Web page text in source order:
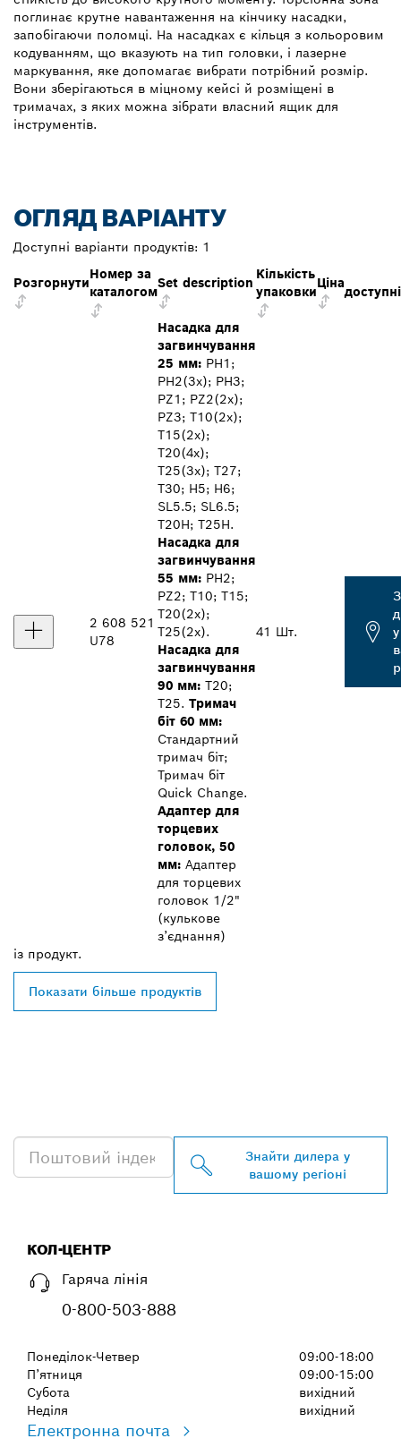
поглинає крутне навантаження на кінчику насадки,
запобігаючи поломці. На насадках є кільця з кольоровим
кодуванням, що вказують на тип головки, і лазерне
маркування, яке допомагає вибрати потрібний розмір.
Вони зберігаються в міцному кейсі й розміщені в
тримачах, з яких можна зібрати власний ящик для
інструментів.
ОГЛЯД ВАРІАНТУ
Доступні варіанти продуктів: 1
Розгорнути
Номер за
каталогом
Set description
Кількість
упаковки
Ціна
2 608 521
U78
Насадка для
загвинчування
25 мм: PH1;
PH2(3x); PH3;
PZ1; PZ2(2x);
PZ3; T10(2x);
T15(2x);
T20(4x);
T25(3x); T27;
T30; H5; H6;
SL5.5; SL6.5;
T20H; T25H.
Насадка для
загвинчування
55 мм: PH2;
PZ2; T10; T15;
T20(2x);
T25(2x).
Насадка для
загвинчування
90 мм: T20;
T25. Тримач
біт 60 мм:
Стандартний
тримач біт;
Тримач біт
Quick Change.
Адаптер для
торцевих
головок, 50
мм: Адаптер
для торцевих
головок 1/2"
(кулькове
з’єднання)
41 Шт.
у
із продукт.
Показати більше продуктів
Знайти дилера у
вашому регіоні
КОЛ-ЦЕНТР
Гаряча лінія
0-800-503-888
Понеділок-Четвер
П’ятниця
Субота
Неділя
09:00-18:00
09:00-15:00
вихідний
вихідний
Електронна почта